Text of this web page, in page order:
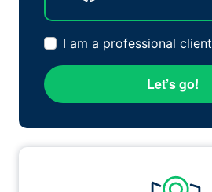
I am a professional client
Let’s go!